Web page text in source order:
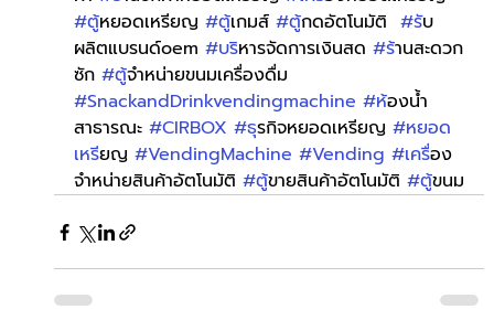
#ตู้หยอดเหรียญ #ตู้เกมส์ #ตู้กดอัตโนมัติ #รับ
ผลิตแบรนด์oem #บริหารจัดการเงินสด #ร้านสะดวก
ซัก #ตู้จำหน่ายขนมเครื่องดื่ม
#SnackandDrinkvendingmachine #ห้องน้ำ
สาธารณะ #CIRBOX #ธุรกิจหยอดเหรียญ #หยอด
เหรียญ #VendingMachine #Vending #เครื่อง
จำหน่ายสินค้าอัตโนมัติ #ตู้ขายสินค้าอัตโนมัติ #ตู้ขนม